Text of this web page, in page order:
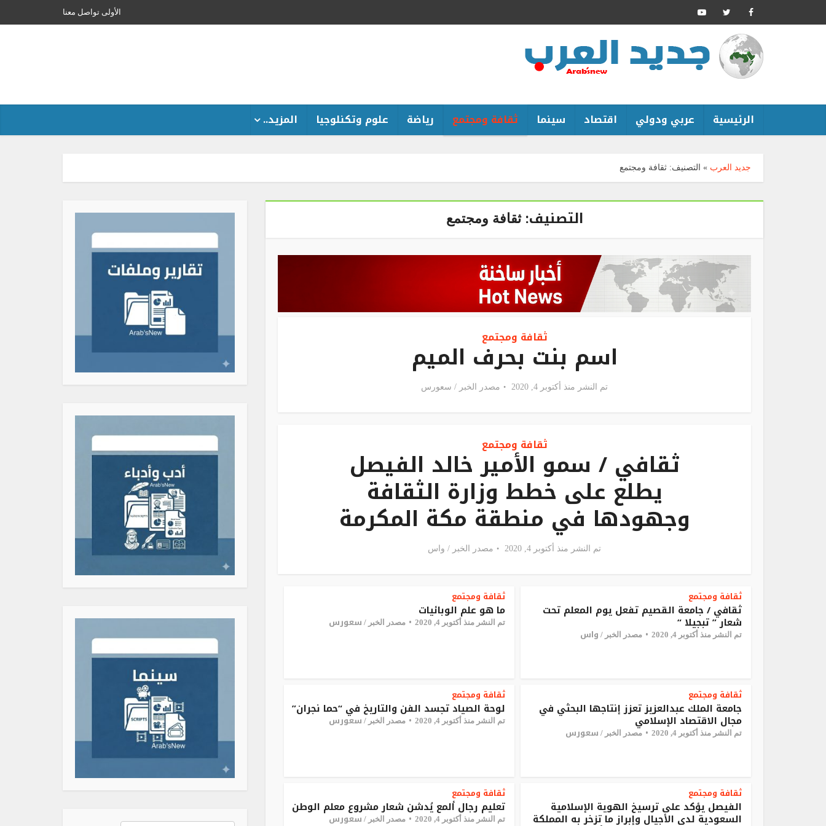
الأولى تواصل معنا
الرئيسية عربي ودولي اقتصاد سينما ثقافة ومجتمع رياضة علوم وتكنلوجيا المزيد..
جديد العرب » التصنيف: ثقافة ومجتمع
التصنيف:ثقافة ومجتمع
ثقافة ومجتمع
اسم بنت بحرف الميم
تم النشر منذ أكتوبر 4, 2020 مصدر الخبر / سعورس
ثقافة ومجتمع
ثقافي / سمو الأمير خالد الفيصل
يطلع على خطط وزارة الثقافة
وجهودها في منطقة مكة المكرمة
تم النشر منذ أكتوبر 4, 2020 مصدر الخبر / واس
ثقافة ومجتمع
ثقافي / جامعة القصيم تفعل يوم المعلم تحت
شعار ” تبجيلا “
تم النشر منذ أكتوبر 4, 2020 مصدر الخبر / واس
ثقافة ومجتمع
ما هو علم الوبائيات
تم النشر منذ أكتوبر 4, 2020 مصدر الخبر / سعورس
ثقافة ومجتمع
جامعة الملك عبدالعزيز تعزز إنتاجها البحثي في
مجال الاقتصاد الإسلامي
تم النشر منذ أكتوبر 4, 2020 مصدر الخبر / سعورس
ثقافة ومجتمع
لوحة الصياد تجسد الفن والتاريخ في “حما نجران”
تم النشر منذ أكتوبر 4, 2020 مصدر الخبر / سعورس
ثقافة ومجتمع
الفيصل يؤكد على ترسيخ الهوية الإسلامية
السعودية لدى الأجيال وإبراز ما تزخر به المملكة
ثقافة ومجتمع
تعليم رجال ألمع يُدشن شعار مشروع معلم الوطن
تم النشر منذ أكتوبر 4, 2020 مصدر الخبر / سعورس